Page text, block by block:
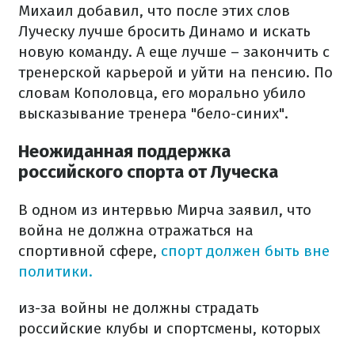
Михаил добавил, что после этих слов
Луческу лучше бросить Динамо и искать
новую команду. А еще лучше – закончить с
тренерской карьерой и уйти на пенсию. По
словам Кополовца, его морально убило
высказывание тренера "бело-синих".
Неожиданная поддержка
российского спорта от Луческа
В одном из интервью Мирча заявил, что
война не должна отражаться на
спортивной сфере, спорт должен быть вне
политики.
из-за войны не должны страдать
российские клубы и спортсмены, которых